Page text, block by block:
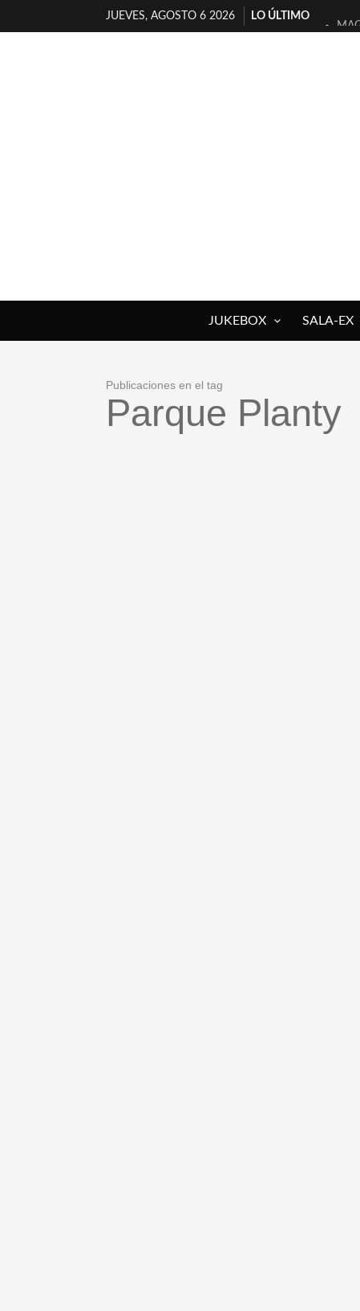
JUEVES, AGOSTO 6 2026
LO ÚLTIMO
[LA
[EL
JUKEBOX SALA-EX
Publicaciones en el tag
Parque Planty